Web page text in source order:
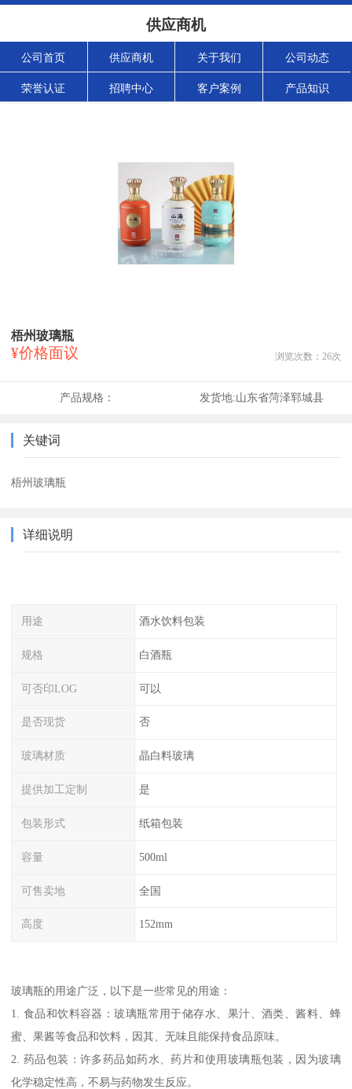
供应商机
公司首页 供应商机 关于我们 公司动态
荣誉认证 招聘中心 客户案例 产品知识
梧州玻璃瓶
¥价格面议 浏览次数： 26次
产品规格： 发货地:山东省菏泽郓城县
关键词
梧州玻璃瓶
详细说明
用途 酒水饮料包装
规格 白酒瓶
可否印LOG 可以
是否现货 否
玻璃材质 晶白料玻璃
提供加工定制 是
包装形式 纸箱包装
容量 500ml
可售卖地 全国
高度 152mm
玻璃瓶的用途广泛，以下是一些常见的用途：
1. 食品和饮料容器：玻璃瓶常用于储存水、果汁、酒类、酱料、蜂
蜜、果酱等食品和饮料，因其、无味且能保持食品原味。
2. 药品包装：许多药品如药水、药片和使用玻璃瓶包装，因为玻璃
化学稳定性高，不易与药物发生反应。